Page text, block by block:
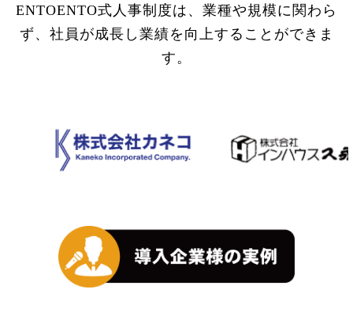
ENTOENTO式人事制度は、業種や規模に関わら
ず、社員が成長し業績を向上することができま
す。